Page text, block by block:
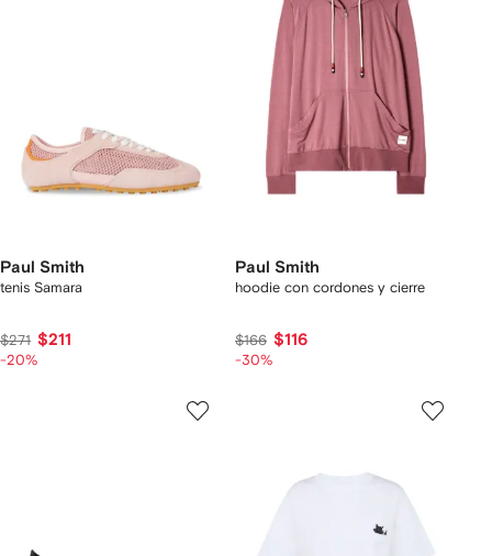
Paul Smith
tenis Samara
$271 $211
-20%
Paul Smith
hoodie con cordones y cierre
$166 $116
-30%